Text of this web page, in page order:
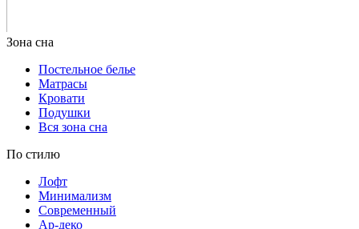
Постельное белье
Матрасы
Кровати
Подушки